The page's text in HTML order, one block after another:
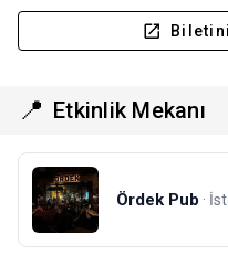
📍 Etkinlik Mekanı
Ördek Pub ·